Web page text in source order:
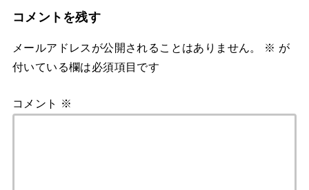
コメントを残す
メールアドレスが公開されることはありません。 ※ が
付いている欄は必須項目です
コメント ※